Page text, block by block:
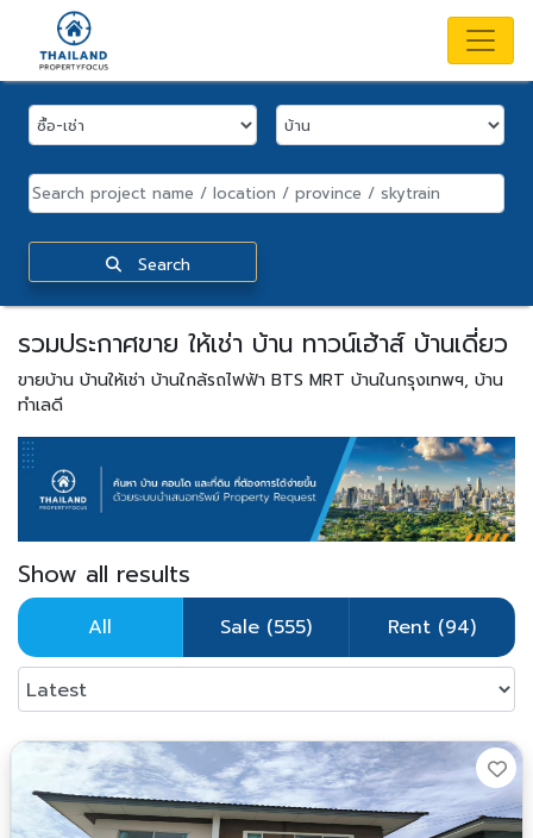
Search
รวมประกาศขาย ให้เช่า บ้าน ทาวน์เฮ้าส์ บ้านเดี่ยว
ขายบ้าน บ้านให้เช่า บ้านใกล้รถไฟฟ้า BTS MRT บ้านในกรุงเทพฯ, บ้าน
ทำเลดี
Show all results
All Sale (555) Rent (94)